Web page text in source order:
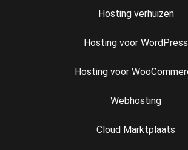
Hosting verhuizen
Hosting voor WordPress
Hosting voor
Webhosting
Cloud Marktplaats